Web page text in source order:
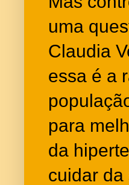
uma
Claudia
essa é a
para
da
cuidar